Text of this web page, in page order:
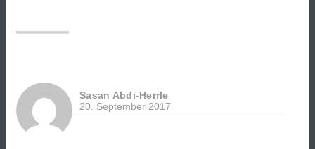
machen
Moria
sichtbar“Sasan Abdi-Herrle
20. September 2017